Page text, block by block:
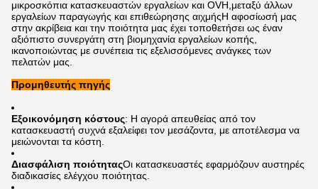
μικροσκόπια κατασκευαστών εργαλείων και OVH,μεταξύ άλλων
εργαλείων παραγωγής και επιθεώρησης αιχμήςΗ αφοσίωσή μας
στην ακρίβεια και την ποιότητα μας έχει τοποθετήσει ως έναν
αξιόπιστο συνεργάτη στη βιομηχανία εργαλείων κοπής,
ικανοποιώντας με συνέπεια τις εξελισσόμενες ανάγκες των
πελατών μας.
Προμηθευτής πηγής
Εξοικονόμηση κόστους: Η αγορά απευθείας από τον
κατασκευαστή συχνά εξαλείφει τον μεσάζοντα, με αποτέλεσμα να
μειώνονται τα κόστη.
Διασφάλιση ποιότηταςΟι κατασκευαστές εφαρμόζουν αυστηρές
διαδικασίες ελέγχου ποιότητας.